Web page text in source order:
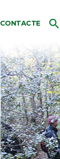
CONTACTE